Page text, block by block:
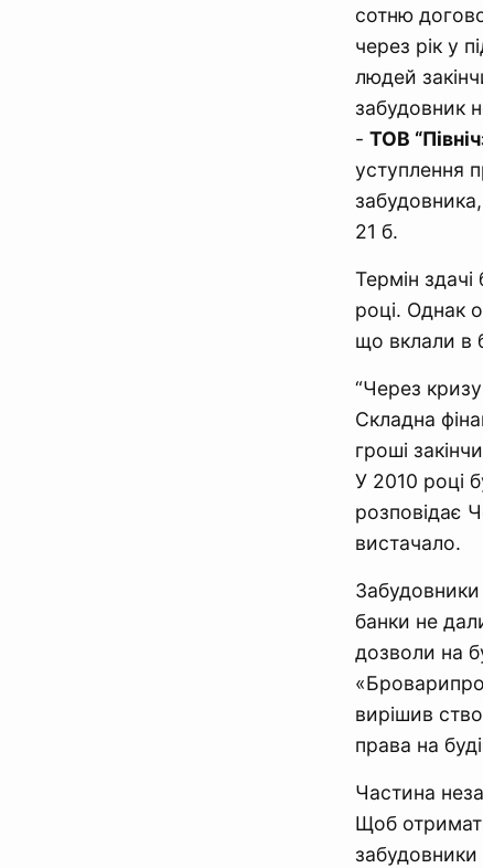
сотню
через рік у
людей
забудовник
- ТОВ
уступлення
21 б.
Термін
році. Однак
що вклали в
“Через
Складна
гроші
У 2010 році
розповідає
вистачало.
банки не
дозволи на
вирішив
права на
Частина
Щоб